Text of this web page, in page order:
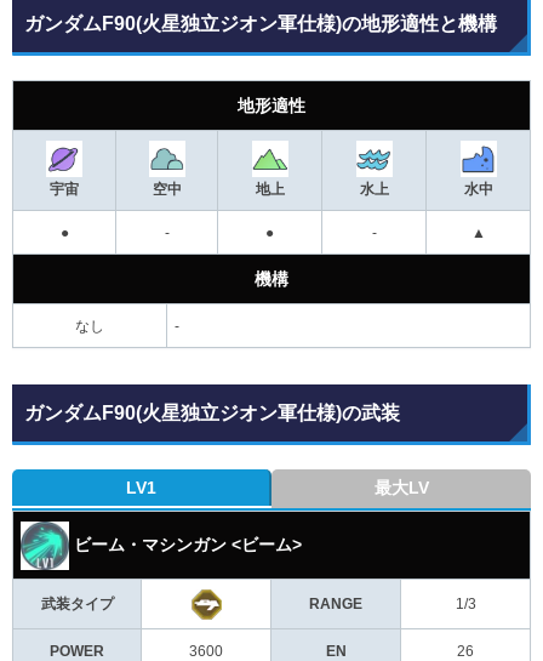
ガンダムF90(火星独立ジオン軍仕様)の地形適性と機構
地形適性
宇宙 空中 地上 水上 水中
● - ● - ▲
機構
なし -
ガンダムF90(火星独立ジオン軍仕様)の武装
LV1 最大LV
ビーム・マシンガン <ビーム>
武装タイプ RANGE 1/3
POWER 3600 EN 26